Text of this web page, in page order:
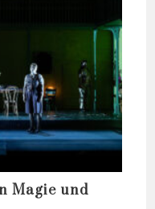
Magie und